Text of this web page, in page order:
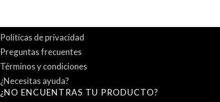
Políticas de privacidad
Preguntas frecuentes
Términos y condiciones
¿Necesitas ayuda?
¿NO ENCUENTRAS TU PRODUCTO?